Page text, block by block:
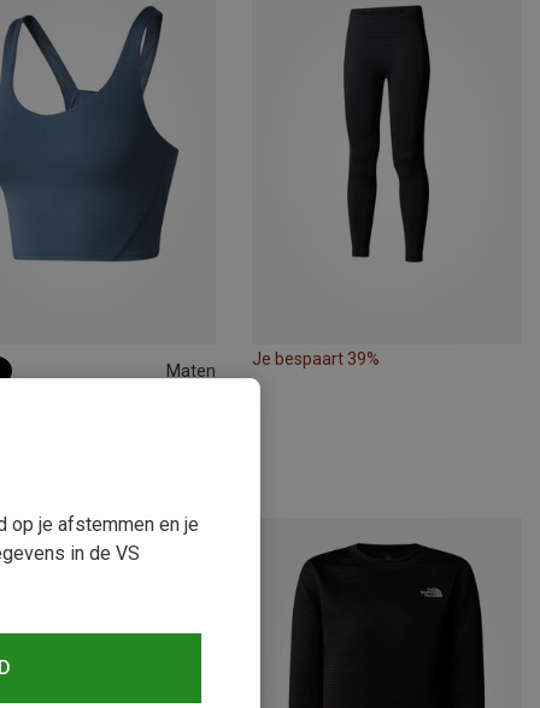
Maten
L
Je bespaart 39%
op je afstemmen en je
in de VS